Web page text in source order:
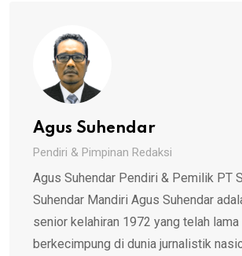
Agus Suhendar
Pendiri & Pimpinan Redaksi
Agus Suhendar Pendiri & Pemilik PT
Suhendar Mandiri Agus Suhendar
senior kelahiran 1972 yang telah lama
berkecimpung di dunia jurnalistik